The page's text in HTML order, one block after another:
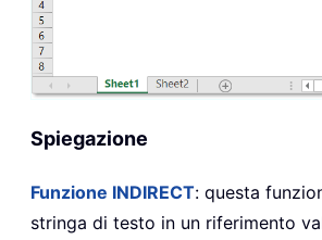
Spiegazione
Funzione INDIRECT: questa
stringa di testo in un riferimento